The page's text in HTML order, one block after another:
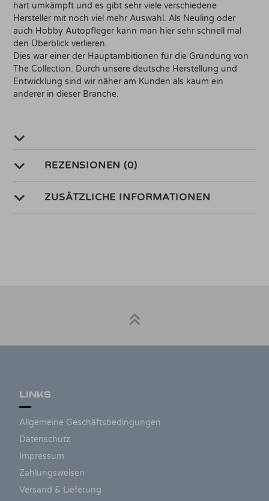
hart umkämpft und es gibt sehr viele verschiedene
Hersteller mit noch viel mehr Auswahl. Als Neuling oder
auch Hobby Autopfleger kann man hier sehr schnell mal
den Überblick verlieren.
Dies war einer der Hauptambitionen für die Gründung von
The Collection. Durch unsere deutsche Herstellung und
Entwicklung sind wir näher am Kunden als kaum ein
anderer in dieser Branche.
REZENSIONEN (0)
ZUSÄTZLICHE INFORMATIONEN
LINKS
Allgemeine Geschäftsbedingungen
Datenschutz
Impressum
Zahlungsweisen
Versand & Lieferung